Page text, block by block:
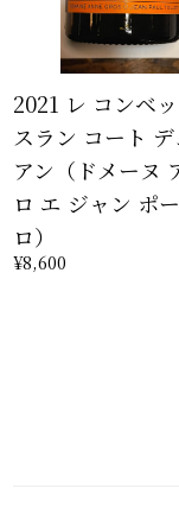
2021 レ コンベ
スラン コート デ
アン（ドメーヌ
ロ エ ジャン ポ
ロ）
¥8,600